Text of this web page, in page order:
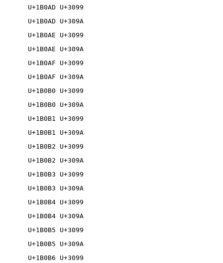
U+1B0AD U+3099
U+1B0AD U+309A
U+1B0AE U+3099
U+1B0AE U+309A
U+1B0AF U+3099
U+1B0AF U+309A
U+1B0B0 U+3099
U+1B0B0 U+309A
U+1B0B1 U+3099
U+1B0B1 U+309A
U+1B0B2 U+3099
U+1B0B2 U+309A
U+1B0B3 U+3099
U+1B0B3 U+309A
U+1B0B4 U+3099
U+1B0B4 U+309A
U+1B0B5 U+3099
U+1B0B5 U+309A
U+1B0B6 U+3099